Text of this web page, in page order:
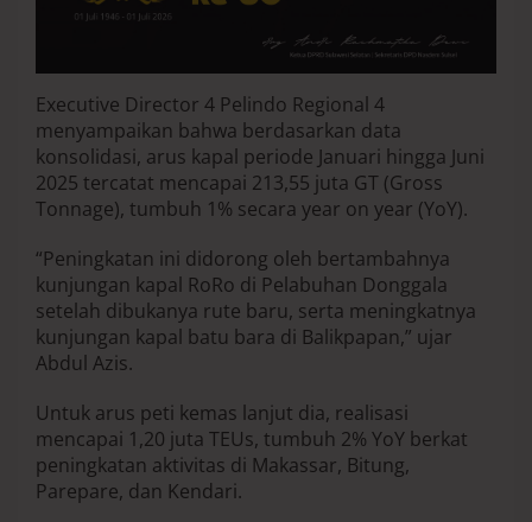
g
N
a
i
k
1
7
%
Executive Director 4 Pelindo Regional 4
menyampaikan bahwa berdasarkan data
konsolidasi, arus kapal periode Januari hingga Juni
2025 tercatat mencapai 213,55 juta GT (Gross
Tonnage), tumbuh 1% secara year on year (YoY).
“Peningkatan ini didorong oleh bertambahnya
kunjungan kapal RoRo di Pelabuhan Donggala
setelah dibukanya rute baru, serta meningkatnya
kunjungan kapal batu bara di Balikpapan,” ujar
Abdul Azis.
Untuk arus peti kemas lanjut dia, realisasi
mencapai 1,20 juta TEUs, tumbuh 2% YoY berkat
peningkatan aktivitas di Makassar, Bitung,
Parepare, dan Kendari.